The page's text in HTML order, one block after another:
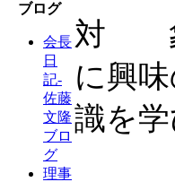
ブログ
会長
日
記-
佐藤
文隆
ブロ
グ
理事
対 象
に興
識を
（